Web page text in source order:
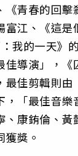
《青春的回擊
富江、《這
我的一天》
佳導演」，《
最佳剪輯則
，「最佳音樂
、康銪倫、黃
獲獎。